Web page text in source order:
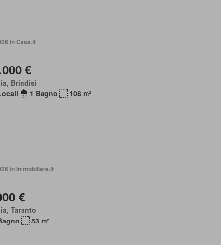
in Casa.it
€
Brindisi
1 Bagno 108 m²
in Immobiliare.it
€
Taranto
53 m²